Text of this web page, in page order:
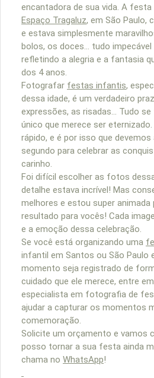
encantadora de sua vida. A
Espaço Tragaluz, em São Paulo,
e estava simplesmente
bolos, os doces… tudo impecável
refletindo a alegria e a fantasia
dos 4 anos.
Fotografar festas infantis,
dessa idade, é um verdadeiro
expressões, as risadas… Tudo
único que merece ser
rápido, e é por isso que
segundo para celebrar as
carinho.
Foi difícil escolher as fotos
detalhe estava incrível! Mas
melhores e estou super
resultado para vocês! Cada
e a emoção dessa celebração.
Se você está organizando uma
infantil em Santos ou São Paulo
momento seja registrado de
cuidado que ele merece, entre
especialista em fotografia de
ajudar a capturar os momentos
comemoração.
Solicite um orçamento e vamos
posso tornar a sua festa ainda
chama no WhatsApp!